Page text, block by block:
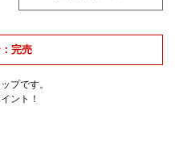
完売
プです。
ント！